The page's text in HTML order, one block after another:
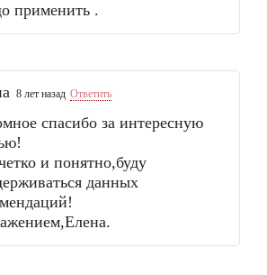
применить .
8 лет назад Ответить
спасибо за интересную
и понятно,буду
данных